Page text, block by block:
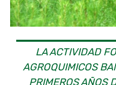
LA ACTIVIDAD
AGROQUIMICOS
PRIMEROS AÑOS